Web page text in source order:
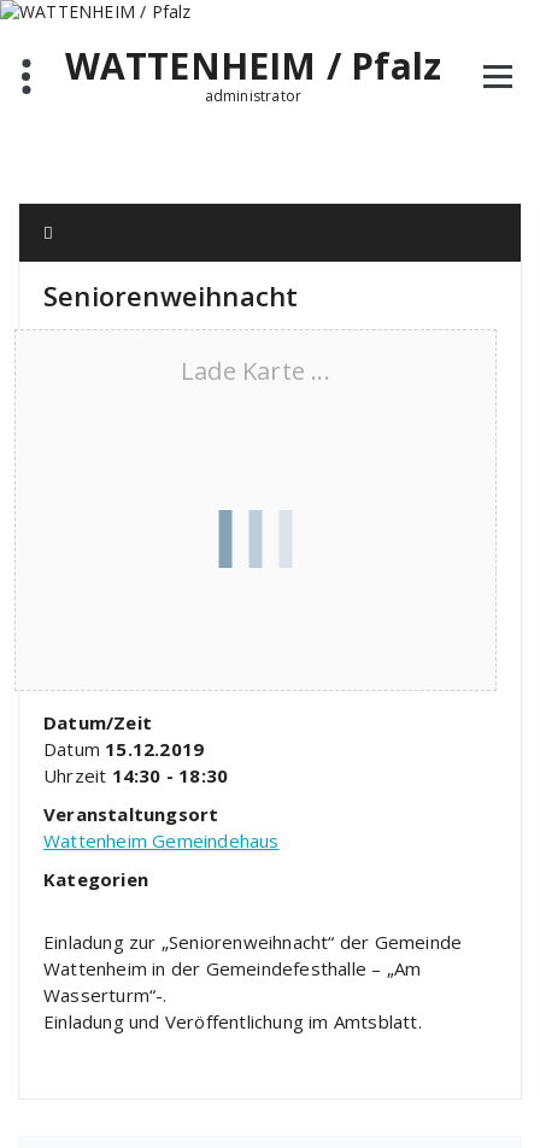
Zum
springenWATTENHEIM / Pfalz
administrator
Seniorenweihnacht
Lade Karte ...
Datum/Zeit
Datum 15.12.2019
Uhrzeit 14:30 - 18:30
Veranstaltungsort
Wattenheim Gemeindehaus
Kategorien
Einladung zur „Seniorenweihnacht“ der Gemeinde
Wattenheim in der Gemeindefesthalle – „Am
Wasserturm“-.
Einladung und Veröffentlichung im Amtsblatt.